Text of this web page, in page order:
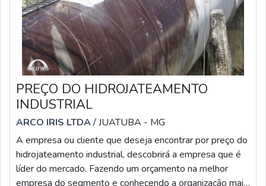
PREÇO DO HIDROJATEAMENTO
INDUSTRIAL
ARCO IRIS LTDA/ JUATUBA - MG
A empresa ou cliente que deseja encontrar por preço do
hidrojateamento industrial, descobrirá a empresa que é
líder do mercado. Fazendo um orçamento na melhor
empresa do segmento e conhecendo a organização mais